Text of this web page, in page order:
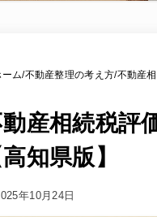
ーム 不動産整理の考え方 不動産
産相続税評
高知県版】
年10月24日